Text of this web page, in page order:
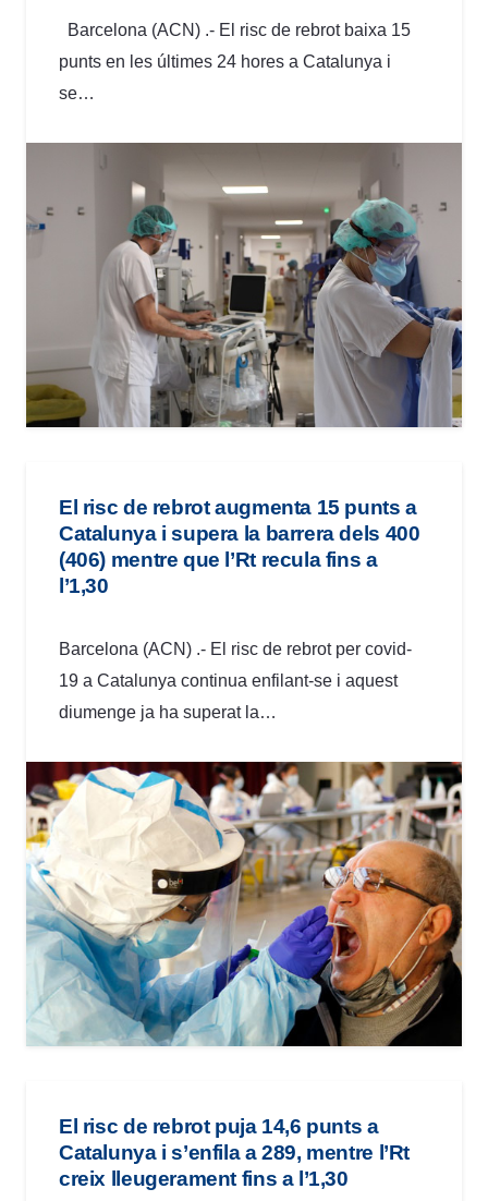
Barcelona (ACN) .- El risc de rebrot baixa 15
punts en les últimes 24 hores a Catalunya i
se…
El risc de rebrot augmenta 15 punts a
Catalunya i supera la barrera dels 400
(406) mentre que l’Rt recula fins a
l’1,30
Barcelona (ACN) .- El risc de rebrot per covid-
19 a Catalunya continua enfilant-se i aquest
diumenge ja ha superat la…
El risc de rebrot puja 14,6 punts a
Catalunya i s’enfila a 289, mentre l’Rt
creix lleugerament fins a l’1,30